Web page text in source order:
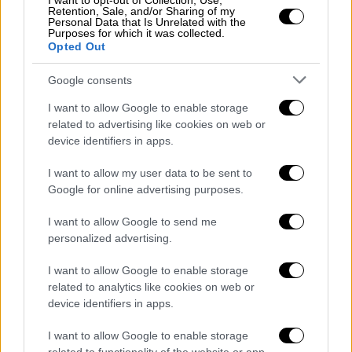
Retention, Sale, and/or Sharing of my
Personal Data that Is Unrelated with the
Purposes for which it was collected.
Opted Out
Google consents
I want to allow Google to enable storage
related to advertising like cookies on web or
device identifiers in apps.
I want to allow my user data to be sent to
Google for online advertising purposes.
I want to allow Google to send me
personalized advertising.
I want to allow Google to enable storage
related to analytics like cookies on web or
device identifiers in apps.
I want to allow Google to enable storage
διαχείρισης κινδύνου.
Τέτοιοι κίνδυνοι μάς απειλούν. Απειλούν,
βέβαια, και τον προγραμματισμό αλλά είναι
και γεγονότα που γίνονται πέραν του
προγραμματισμού.
Στον προγραμματισμό που έχετε στα
κίνδυνοι απειλούν τη μη εκτέλεσή του.»
Σημειώνεται ότι οι υπηρεσιακοί υπουργοί
δεν θα έχουν εκτελεστικές αρμοδιότητες
και δεν θα χαράξουν πολιτική -τα καθήκοντά
τους θα διαρκέσουν έναν μήνα.
Επί της ουσίας, αυτό που θα κάνει το